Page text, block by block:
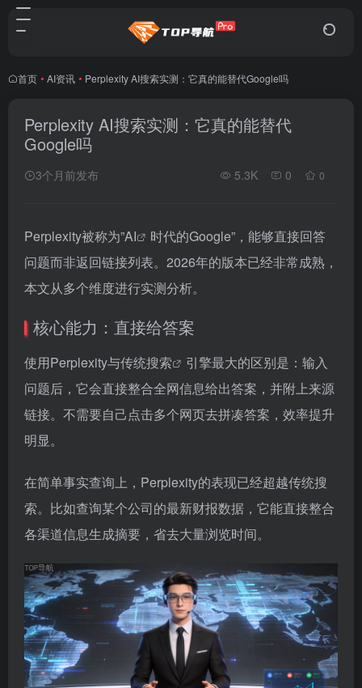
首页 • AI资讯 • Perplexity AI搜索实测：它真的能替代Google吗
Perplexity AI搜索实测：它真的能替代
Google吗
3个月前发布 5.3K 0 0
Perplexity被称为”AI
时代的Google”，能够直接回答
问题而非返回链接列表。2026年的版本已经非常成熟，
本文从多个维度进行实测分析。
核心能力：直接给答案
使用Perplexity与传统搜索
引擎最大的区别是：输入
问题后，它会直接整合全网信息给出答案，并附上来源
链接。不需要自己点击多个网页去拼凑答案，效率提升
明显。
在简单事实查询上，Perplexity的表现已经超越传统搜
索。比如查询某个公司的最新财报数据，它能直接整合
各渠道信息生成摘要，省去大量浏览时间。